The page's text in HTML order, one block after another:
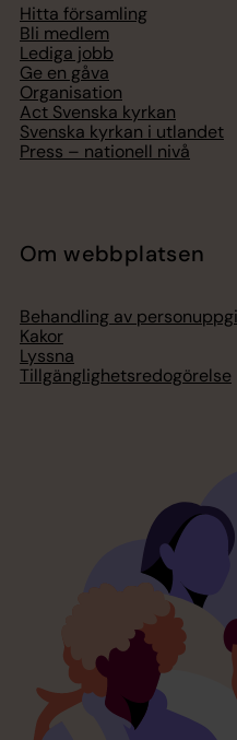
Hitta församling
Bli medlem
Lediga jobb
Ge en gåva
Organisation
Act Svenska kyrkan
Svenska kyrkan i utlandet
Press – nationell nivå
Om webbplatsen
Behandling av
Kakor
Lyssna
Tillgänglighetsredogörelse